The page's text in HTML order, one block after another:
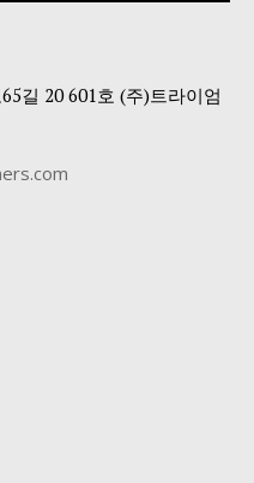
길 20 601호 (주)트라이엄